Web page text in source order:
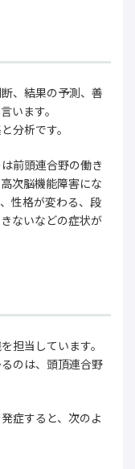
、結果の予測、善
います。
分析です。
前頭連合野の働き
次脳機能障害にな
性格が変わる、段
ないなどの症状が
担当しています。
のは、頭頂連合野
症すると、次のよ